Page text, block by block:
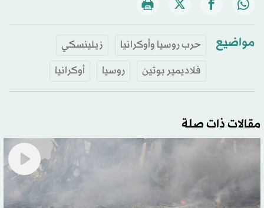
مواضيع حرب روسيا وأوكرانيا
زيلينسكي
فلاديمير بوتين
روسيا أوكرانيا
مقالات ذات صلة